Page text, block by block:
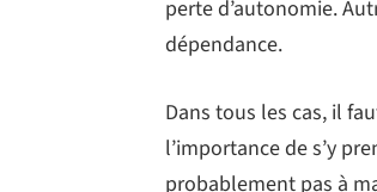
perte d’autonomie.
dépendance.
Dans tous les cas, il
l’importance de s’y
probablement pas à